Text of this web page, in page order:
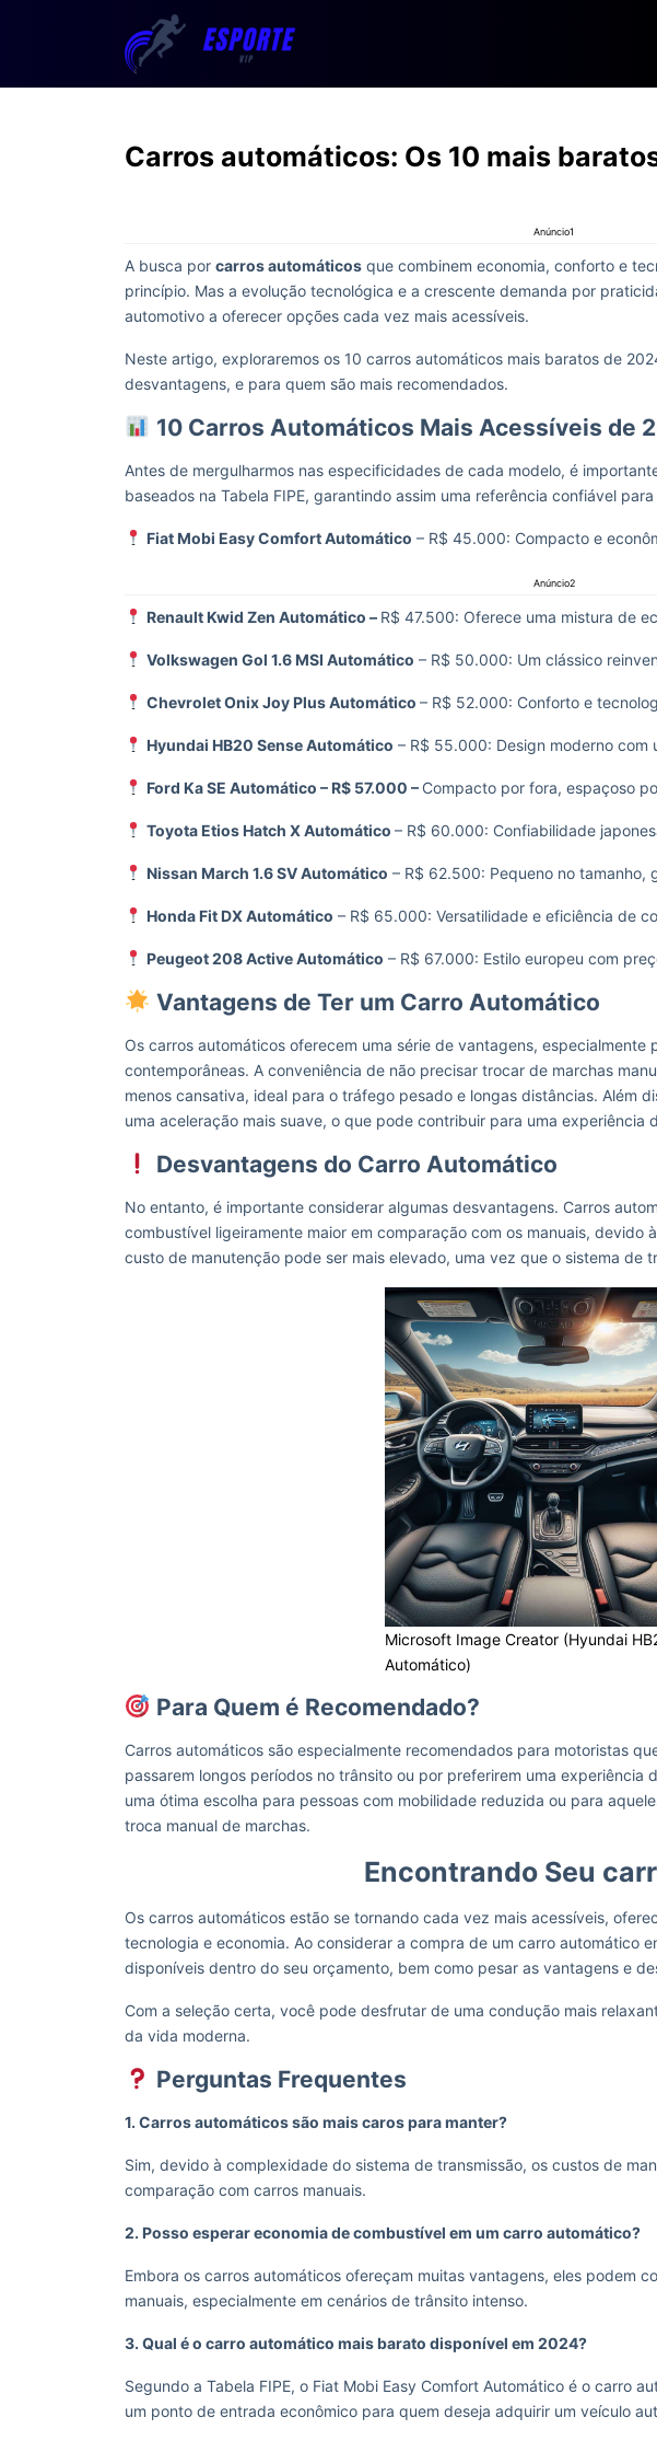
Carros automáticos: Os 10 mais
Anúncio1
A busca por carros automáticos que combinem economia, conforto e
princípio. Mas a evolução tecnológica e a crescente demanda por
automotivo a oferecer opções cada vez mais acessíveis.
Neste artigo, exploraremos os 10 carros automáticos mais baratos de
desvantagens, e para quem são mais recomendados.
10 Carros Automáticos Mais Acessíveis de
Antes de mergulharmos nas especificidades de cada modelo, é
baseados na Tabela FIPE, garantindo assim uma referência confiável
Fiat Mobi Easy Comfort Automático – R$ 45.000: Compacto e
Anúncio2
Renault Kwid Zen Automático – R$ 47.500: Oferece uma mistura de
Volkswagen Gol 1.6 MSI Automático – R$ 50.000: Um clássico
Chevrolet Onix Joy Plus Automático – R$ 52.000: Conforto e
Hyundai HB20 Sense Automático – R$ 55.000: Design moderno com
Ford Ka SE Automático – R$ 57.000 – Compacto por fora, espaçoso
Toyota Etios Hatch X Automático – R$ 60.000: Confiabilidade
Nissan March 1.6 SV Automático – R$ 62.500: Pequeno no tamanho,
Honda Fit DX Automático – R$ 65.000: Versatilidade e eficiência de
Peugeot 208 Active Automático – R$ 67.000: Estilo europeu com
Vantagens de Ter um Carro Automático
Os carros automáticos oferecem uma série de vantagens,
contemporâneas. A conveniência de não precisar trocar de marchas
menos cansativa, ideal para o tráfego pesado e longas distâncias. Além
uma aceleração mais suave, o que pode contribuir para uma experiência
Desvantagens do Carro Automático
No entanto, é importante considerar algumas desvantagens. Carros
combustível ligeiramente maior em comparação com os manuais, devido
custo de manutenção pode ser mais elevado, uma vez que o sistema de
Microsoft Image Creator (Hyundai
Automático)
Para Quem é Recomendado?
Carros automáticos são especialmente recomendados para motoristas
passarem longos períodos no trânsito ou por preferirem uma experiência
uma ótima escolha para pessoas com mobilidade reduzida ou para
troca manual de marchas.
Encontrando Seu
Os carros automáticos estão se tornando cada vez mais acessíveis,
tecnologia e economia. Ao considerar a compra de um carro automático
disponíveis dentro do seu orçamento, bem como pesar as vantagens e
Com a seleção certa, você pode desfrutar de uma condução mais
da vida moderna.
Perguntas Frequentes
1. Carros automáticos são mais caros para manter?
Sim, devido à complexidade do sistema de transmissão, os custos de
comparação com carros manuais.
2. Posso esperar economia de combustível em um carro automático?
Embora os carros automáticos ofereçam muitas vantagens, eles podem
manuais, especialmente em cenários de trânsito intenso.
3. Qual é o carro automático mais barato disponível em 2024?
Segundo a Tabela FIPE, o Fiat Mobi Easy Comfort Automático é o carro
um ponto de entrada econômico para quem deseja adquirir um veículo